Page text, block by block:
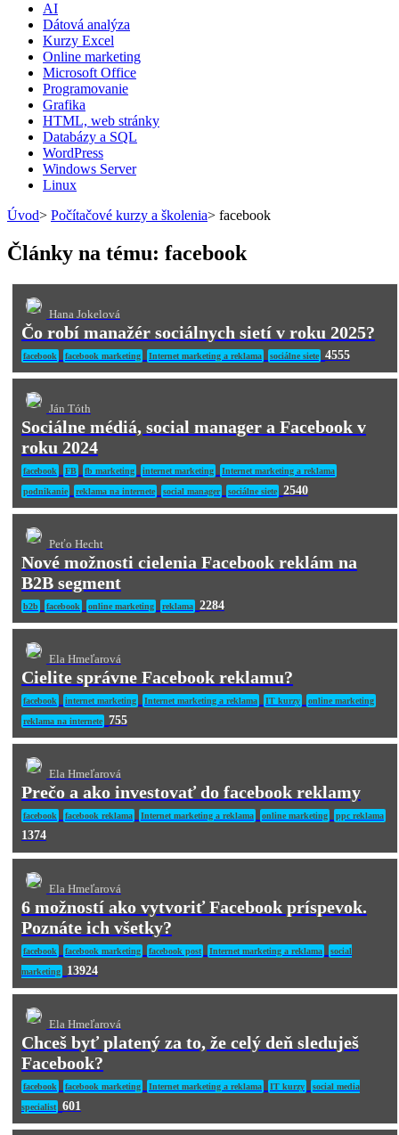
AI
Dátová analýza
Kurzy Excel
Online marketing
Microsoft Office
Programovanie
Grafika
HTML, web stránky
Databázy a SQL
WordPress
Windows Server
Linux
Úvod> Počítačové kurzy a školenia> facebook
Články na tému: facebook
Hana Jokelová
Čo robí manažér sociálnych sietí v roku 2025?
facebook facebook marketing Internet marketing a reklama sociálne siete 4555
Ján Tóth
Sociálne médiá, social manager a Facebook v
roku 2024
facebook FB fb marketing internet marketing Internet marketing a reklama
podnikanie reklama na internete social manager sociálne siete 2540
Peťo Hecht
Nové možnosti cielenia Facebook reklám na
B2B segment
b2b facebook online marketing reklama 2284
Ela Hmeľarová
Cielite správne Facebook reklamu?
facebook internet marketing Internet marketing a reklama IT kurzy online marketing
reklama na internete 755
Ela Hmeľarová
Prečo a ako investovať do facebook reklamy
facebook facebook reklama Internet marketing a reklama online marketing ppc reklama
1374
Ela Hmeľarová
6 možností ako vytvoriť Facebook príspevok.
Poznáte ich všetky?
facebook facebook marketing facebook post Internet marketing a reklama social
marketing 13924
Ela Hmeľarová
Chceš byť platený za to, že celý deň sleduješ
Facebook?
facebook facebook marketing Internet marketing a reklama IT kurzy social media
specialist 601